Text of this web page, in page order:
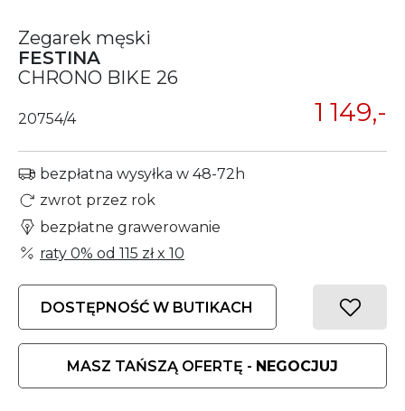
Zegarek męski
FESTINA
CHRONO BIKE 26
20754/4 1 149,-
bezpłatna wysyłka w 48-72h
zwrot przez rok
bezpłatne grawerowanie
raty 0% od 115 złx 10
DOSTĘPNOŚĆ W BUTIKACH
MASZ TAŃSZĄ OFERTĘ - NEGOCJUJ